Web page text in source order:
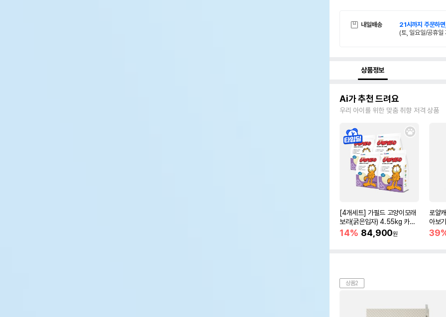
내일배송
21시까지 주문하
(토, 일요일/공휴일
상품정보
Ai가 추천 드려요
우리 아이를 위한 맞춤 취향 저격 상품
[4개세트] 가필드 고양이모래
보라(굵은입자) 4.55kg 카사
바모래
14% 84,900원
로얄
아보
상품2